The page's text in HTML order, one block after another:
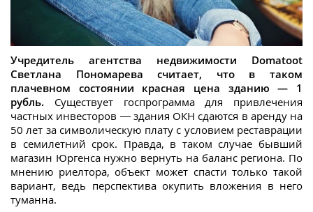
Учредитель агентства недвижимости Domatoot
Светлана Пономарева считает, что в таком
плачевном состоянии красная цена зданию — 1
рубль. Существует госпрограмма для привлечения
частных инвесторов — здания ОКН сдаются в аренду на
50 лет за символическую плату с условием реставрации
в семилетний срок. Правда, в таком случае бывший
магазин Юргенса нужно вернуть на баланс региона. По
мнению риелтора, объект может спасти только такой
вариант, ведь перспектива окупить вложения в него
туманна.